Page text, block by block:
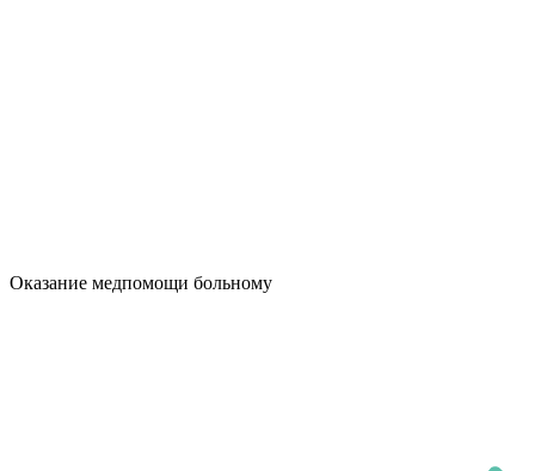
Оказание медпомощи больному